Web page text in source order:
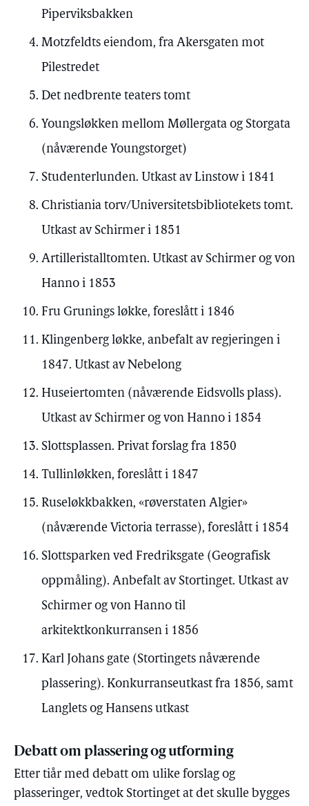
Piperviksbakken
Motzfeldts eiendom, fra Akersgaten mot
Pilestredet
Det nedbrente teaters tomt
Youngsløkken mellom Møllergata og Storgata
(nåværende Youngstorget)
Studenterlunden. Utkast av Linstow i 1841
Christiania torv/Universitetsbibliotekets tomt.
Utkast av Schirmer i 1851
Artilleristalltomten. Utkast av Schirmer og von
Hanno i 1853
Fru Grunings løkke, foreslått i 1846
Klingenberg løkke, anbefalt av regjeringen i
1847. Utkast av Nebelong
Huseiertomten (nåværende Eidsvolls plass).
Utkast av Schirmer og von Hanno i 1854
Slottsplassen. Privat forslag fra 1850
Tullinløkken, foreslått i 1847
Ruseløkkbakken, «røverstaten Algier»
(nåværende Victoria terrasse), foreslått i 1854
Slottsparken ved Fredriksgate (Geografisk
oppmåling). Anbefalt av Stortinget. Utkast av
Schirmer og von Hanno til
arkitektkonkurransen i 1856
Karl Johans gate (Stortingets nåværende
plassering). Konkurranseutkast fra 1856, samt
Langlets og Hansens utkast
Debatt om plassering og utforming
Etter tiår med debatt om ulike forslag og
plasseringer, vedtok Stortinget at det skulle bygges